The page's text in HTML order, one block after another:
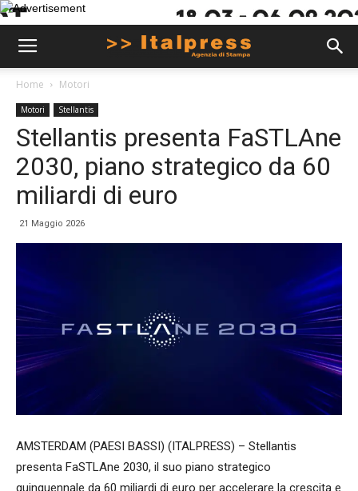
Home Motori
Motori Stellantis
Stellantis presenta FaSTLAne
2030, piano strategico da 60
miliardi di euro
21 Maggio 2026
AMSTERDAM (PAESI BASSI) (ITALPRESS) – Stellantis
presenta FaSTLAne 2030, il suo piano strategico
quinquennale da 60 miliardi di euro per accelerare la crescita e